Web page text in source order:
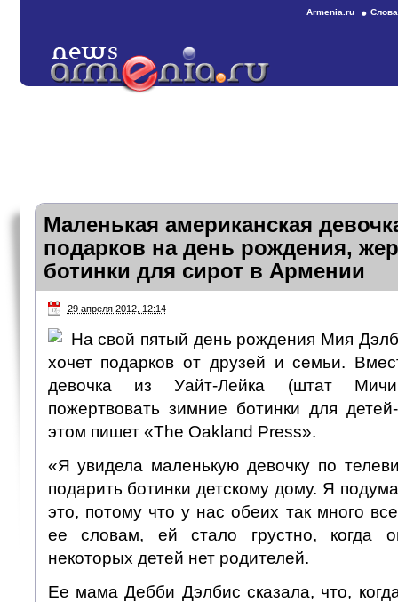
Armenia.ru
Маленькая американская
подарков на день рождения,
ботинки для сирот в Армении
29 апреля 2012, 12:14
На свой пятый день рождения Мия
хочет подарков от друзей и семьи.
девочка из Уайт-Лейка (штат
пожертвовать зимние ботинки для
этом пишет «The Oakland Press».
«Я увидела маленькую девочку по
подарить ботинки детскому дому. Я
это, потому что у нас обеих так много
ее словам, ей стало грустно, когда
некоторых детей нет родителей.
Ее мама Дебби Дэлбис сказала, что,